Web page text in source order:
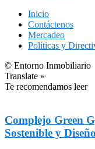
Inicio
Contáctenos
Mercadeo
Políticas y
© Entorno Inmobiliario
Translate »
Te recomendamos leer
Complejo Green
Sostenible y